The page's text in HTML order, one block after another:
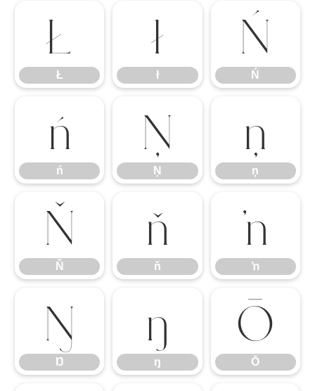
Ł
Ł
ł
ł
Ń
Ń
ń
ń
Ņ
Ņ
ņ
ņ
Ň
Ň
ň
ň
ŉ
ŉ
Ŋ
Ŋ
ŋ
ŋ
Ō
Ō